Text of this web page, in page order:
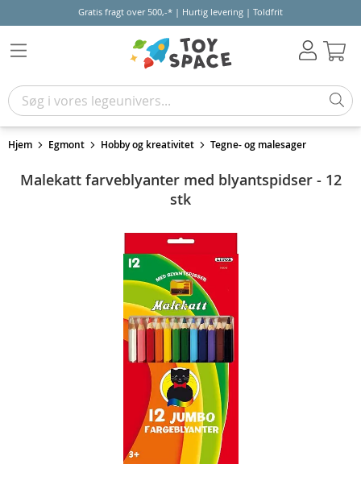
Gratis fragt over 500,-* | Hurtig levering | Toldfrit
Hjem Egmont Hobby og kreativitet Tegne- og malesager
Malekatt farveblyanter med blyantspidser - 12
stk